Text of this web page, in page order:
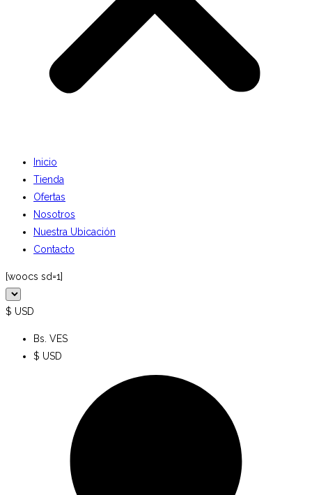
Inicio
Tienda
Ofertas
Nosotros
Nuestra Ubicación
Contacto
[woocs sd=1]
$ USD
Bs. VES
$ USD